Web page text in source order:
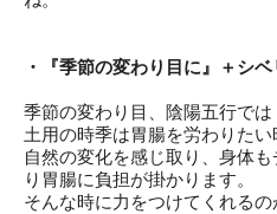
・『季節の変わり目に』＋シ
季節の変わり目、陰陽五行では
土用の時季は胃腸を労わりたい
自然の変化を感じ取り、身体
り胃腸に負担が掛かります。
そんな時に力をつけてくれるの